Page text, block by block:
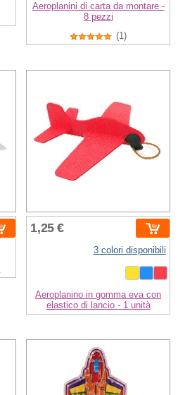
Aeroplanini di carta da montare -
8 pezzi
(1)
1,25 €
3 colori disponibili
Aeroplanino in gomma eva con
elastico di lancio - 1 unità